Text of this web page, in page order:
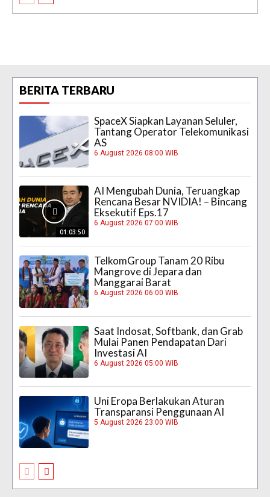
BERITA TERBARU
SpaceX Siapkan Layanan Seluler,
Tantang Operator Telekomunikasi
AS
6 August 2026 08:00 WIB
01:03:50
AI Mengubah Dunia, Teruangkap
Rencana Besar NVIDIA! – Bincang
Eksekutif Eps.17
6 August 2026 07:00 WIB
TelkomGroup Tanam 20 Ribu
Mangrove di Jepara dan
Manggarai Barat
6 August 2026 06:00 WIB
Saat Indosat, Softbank, dan Grab
Mulai Panen Pendapatan Dari
Investasi AI
6 August 2026 05:00 WIB
Uni Eropa Berlakukan Aturan
Transparansi Penggunaan AI
5 August 2026 23:00 WIB